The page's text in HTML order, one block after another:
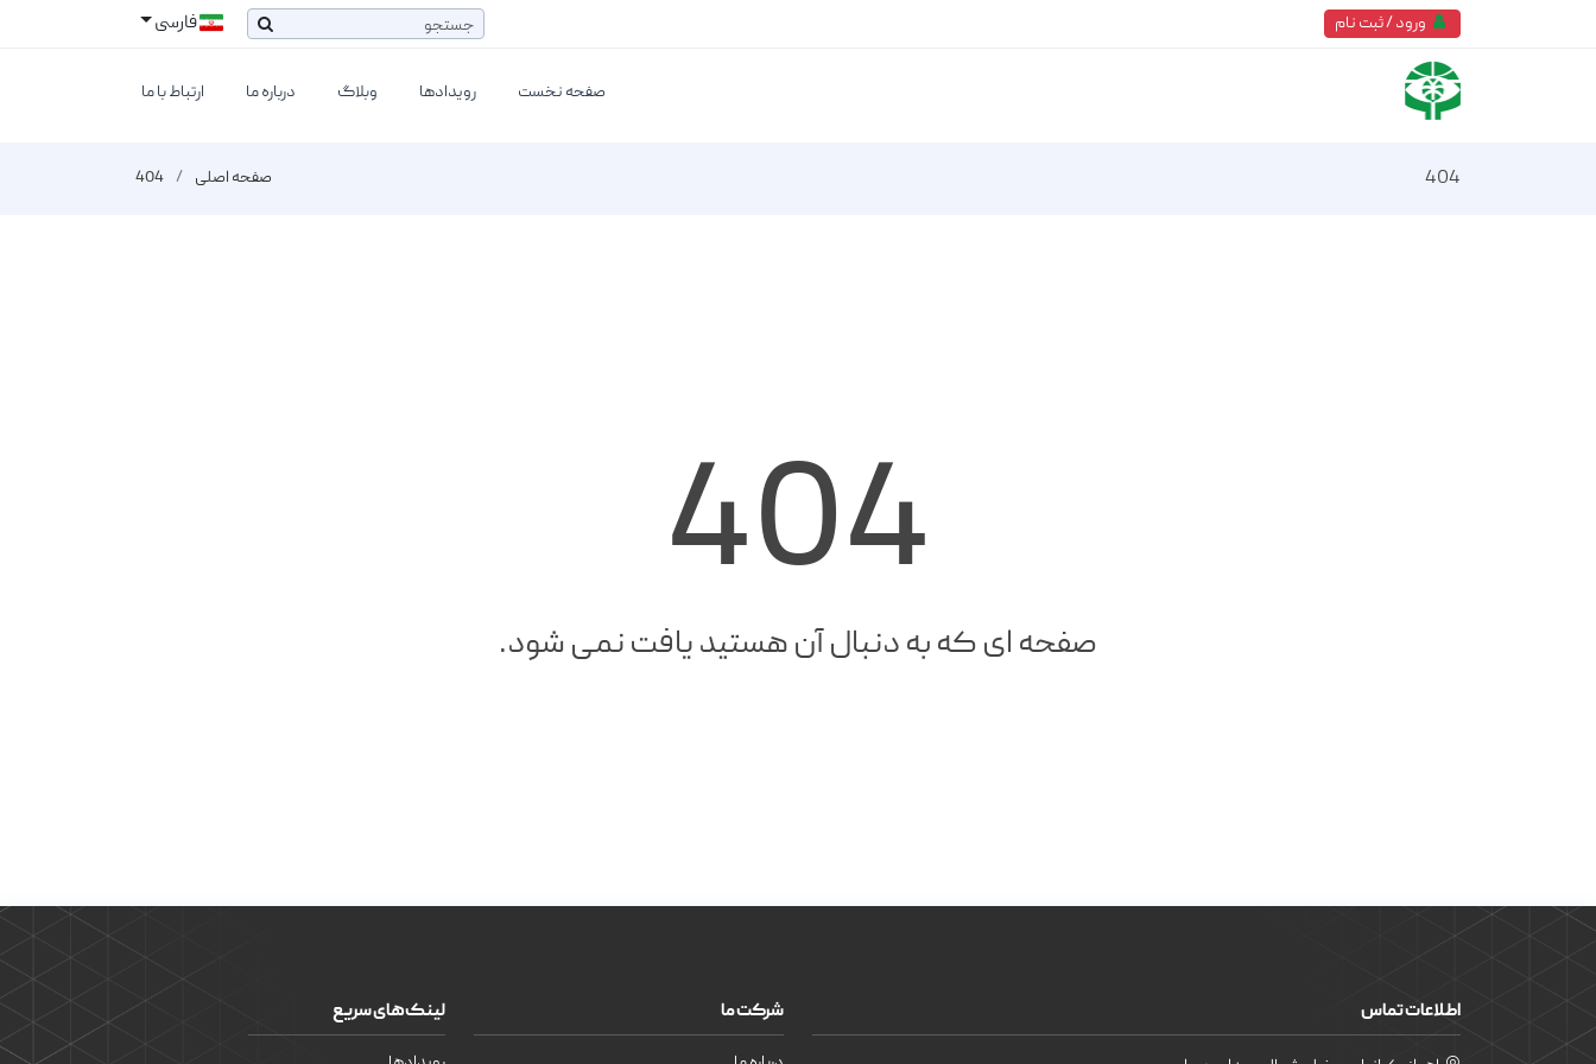
ورود / ثبت نام فارسی
صفحه نخست رویدادها وبلاگ درباره ما ارتباط با ما
404 صفحه اصلی 404
404
صفحه ای که به دنبال آن هستید یافت نمی شود.
اطلاعات تماس شرکت ما لینک‌های سریع